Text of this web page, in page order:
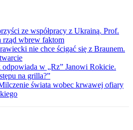
ze współpracy z Ukrainą. Prof.
rząd wbrew faktom
nie chce ścigać się z Braunem.
odpowiada w „Rz” Janowi Rokicie.
na grilla?”
świata wobec krwawej ofiary